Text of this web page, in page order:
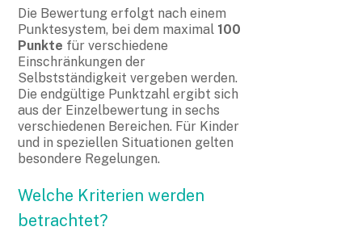
Die Bewertung erfolgt nach einem
Punktesystem, bei dem maximal 100
Punkte für verschiedene
Einschränkungen der
Selbstständigkeit vergeben werden.
Die endgültige Punktzahl ergibt sich
aus der Einzelbewertung in sechs
verschiedenen Bereichen. Für Kinder
und in speziellen Situationen gelten
besondere Regelungen.
Welche Kriterien werden
betrachtet?